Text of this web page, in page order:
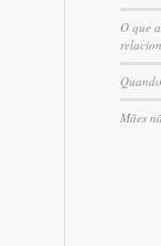
O que
Mães